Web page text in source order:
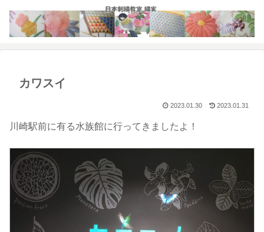
カワスイ
2023.01.30 2023.01.31
川崎駅前に有る水族館に行ってきましたよ！